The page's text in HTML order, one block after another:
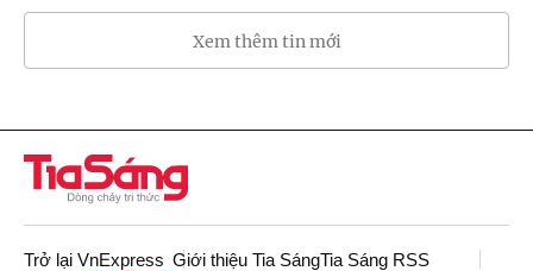
Xem thêm tin mới
Trở lại VnExpress Giới thiệu Tia SángTia Sáng RSS